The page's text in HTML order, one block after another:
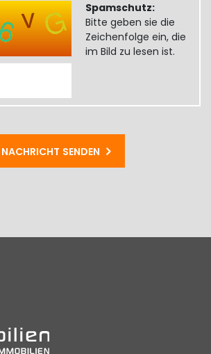
Spamschutz:
Bitte geben sie die
Zeichenfolge ein, die
im Bild zu lesen ist.
NACHRICHT SENDEN